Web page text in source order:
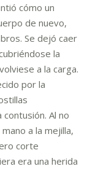
cómo un
de nuevo,
Se dejó caer
la
a la carga.
por la
Al no
a la mejilla,
corte
era una herida